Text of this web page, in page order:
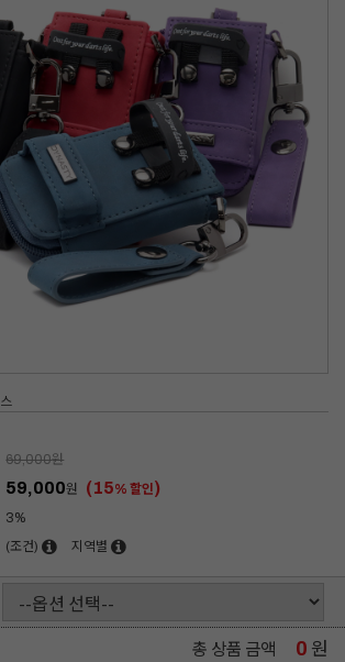
69,000원
59,000원 (15% 할인)
3%
(조건) 지역별
총 상품 금액 0 원